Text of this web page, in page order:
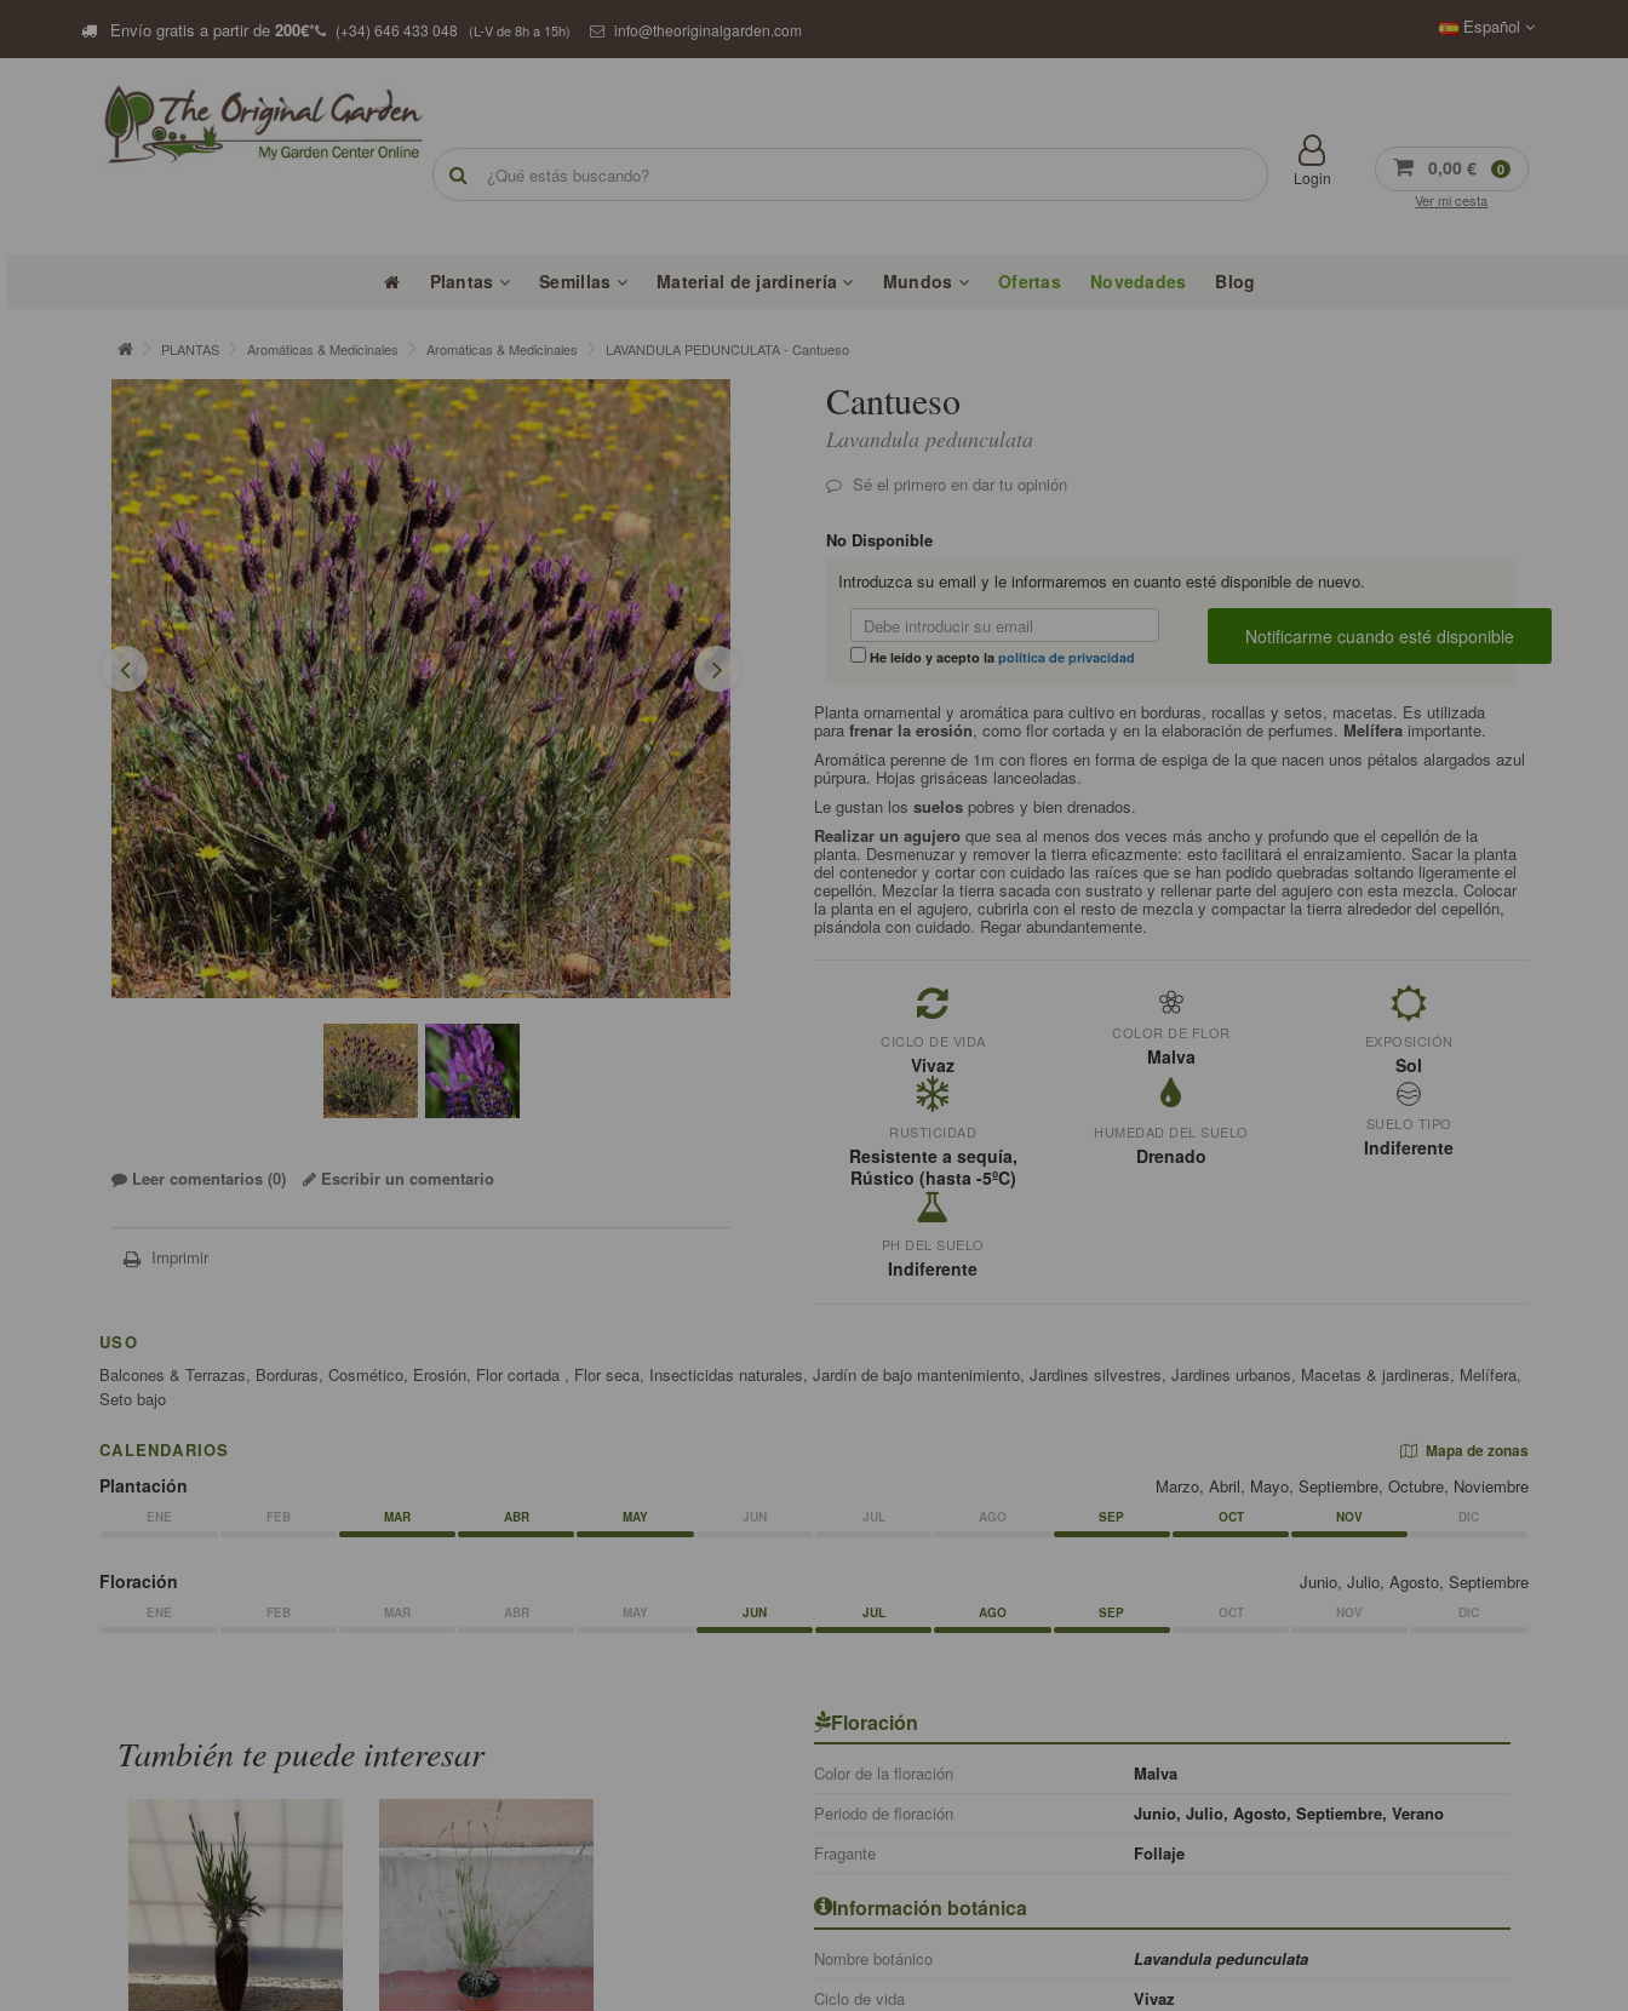
Envío gratis a partir de200€* (+34) 646 433 048 (L-V de 8h a 15h) info@theoriginalgarden.com Español
0,00 € 0
Ver mi cesta
Login
Plantas Semillas Material de jardinería Mundos Ofertas Novedades Blog
PLANTAS Aromáticas & Medicinales Aromáticas & Medicinales LAVANDULA PEDUNCULATA - Cantueso
Leer comentarios (0) Escribir un comentario
Imprimir
Cantueso
Lavandula pedunculata
Sé el primero en dar tu opinión
No Disponible
Introduzca su email y le informaremos en cuanto esté disponible de nuevo.
He leído y acepto la política de privacidad
Planta ornamental y aromática para cultivo en borduras, rocallas y setos, macetas. Es utilizada
para frenar la erosión, como flor cortada y en la elaboración de perfumes. Melíferaimportante.
Aromática perenne de 1m con flores en forma de espiga de la que nacen unos pétalos alargados azul
púrpura. Hojas grisáceas lanceoladas.
Le gustan los suelospobres y bien drenados.
Realizar un agujeroque sea al menos dos veces más ancho y profundo que el cepellón de la
planta. Desmenuzar y remover la tierra eficazmente: esto facilitará el enraizamiento. Sacar la planta
del contenedor y cortar con cuidado las raíces que se han podido quebradas soltando ligeramente el
cepellón. Mezclar la tierra sacada con sustrato y rellenar parte del agujero con esta mezcla. Colocar
la planta en el agujero, cubrirla con el resto de mezcla y compactar la tierra alrededor del cepellón,
pisándola con cuidado. Regar abundantemente.
CICLO DE VIDA
Vivaz
COLOR DE FLOR
Malva
EXPOSICIÓN
Sol
RUSTICIDAD
Resistente a sequía,
Rústico (hasta -5ºC)
HUMEDAD DEL SUELO
Drenado
SUELO TIPO
Indiferente
PH DEL SUELO
Indiferente
USO
Balcones & Terrazas, Borduras, Cosmético, Erosión, Flor cortada , Flor seca, Insecticidas naturales, Jardín de bajo mantenimiento, Jardines silvestres, Jardines urbanos, Macetas & jardineras, Melífera,
Seto bajo
CALENDARIOS Mapa de zonas
Plantación Marzo, Abril, Mayo, Septiembre, Octubre, Noviembre
ENE FEB MAR ABR MAY JUN JUL AGO SEP OCT NOV DIC
Floración Junio, Julio, Agosto, Septiembre
ENE FEB MAR ABR MAY JUN JUL AGO SEP OCT NOV DIC
También te puede interesar
Floración
Color de la floración
Malva
Periodo de floración
Junio, Julio, Agosto, Septiembre, Verano
Fragante
Follaje
Información botánica
Nombre botánico
Lavandula pedunculata
Ciclo de vida
Vivaz